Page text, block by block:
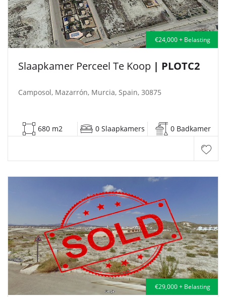
€24,000 + Belasting
Slaapkamer Perceel Te Koop | PLOTC2
Camposol, Mazarrón, Murcia, Spain, 30875
680 m2 0 Slaapkamers 0 Badkamer
€29,000 + Belasting